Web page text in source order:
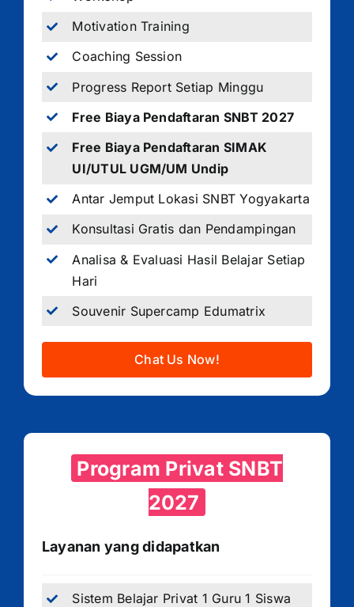
Motivation Training
Coaching Session
Progress Report Setiap Minggu
Free Biaya Pendaftaran SNBT 2027
Free Biaya Pendaftaran SIMAK
UI/UTUL UGM/UM Undip
Antar Jemput Lokasi SNBT Yogyakarta
Konsultasi Gratis dan Pendampingan
Analisa & Evaluasi Hasil Belajar Setiap
Hari
Souvenir Supercamp Edumatrix
Chat Us Now!
Program Privat SNBT
2027
Layanan yang didapatkan
Sistem Belajar Privat 1 Guru 1 Siswa